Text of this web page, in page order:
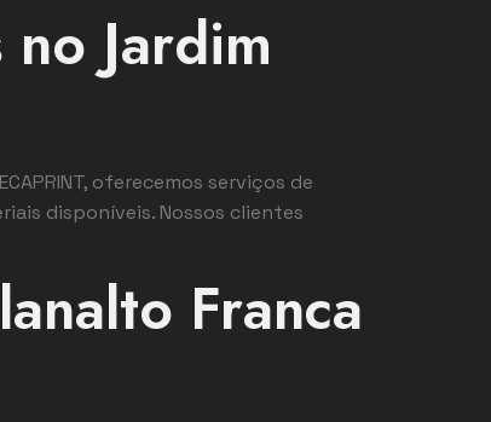
Jardim
oferecemos serviços de
disponíveis. Nossos clientes
Franca